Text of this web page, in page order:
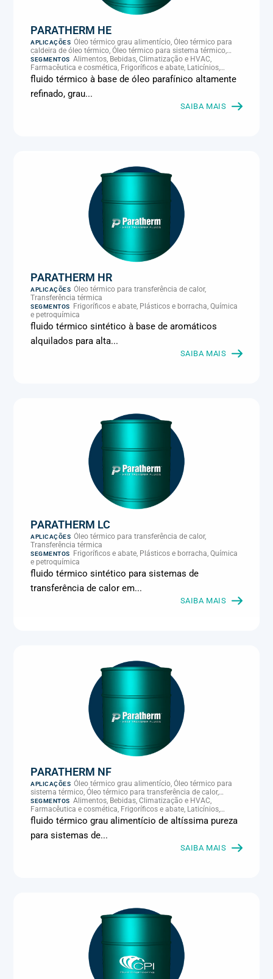
PARATHERM HE
APLICAÇÕES Óleo térmico grau alimentício, Óleo térmico para
caldeira de óleo térmico, Óleo térmico para sistema térmico,
Óleo térmico para transferência de calor, Transferência térmica
SEGMENTOS Alimentos, Bebidas, Climatização e HVAC,
Farmacêutica e cosmética, Frigoríficos e abate, Laticínios,
Panificação, Química e petroquímica, Supermercados e
refrigeração comercial
fluido térmico à base de óleo parafínico altamente
refinado, grau...
SAIBA MAIS
PARATHERM HR
APLICAÇÕES Óleo térmico para transferência de calor,
Transferência térmica
SEGMENTOS
Frigoríficos e abate, Plásticos e borracha, Química
e petroquímica
fluido térmico sintético à base de aromáticos
alquilados para alta...
SAIBA MAIS
PARATHERM LC
APLICAÇÕES Óleo térmico para transferência de calor,
Transferência térmica
SEGMENTOS
Frigoríficos e abate, Plásticos e borracha, Química
e petroquímica
fluido térmico sintético para sistemas de
transferência de calor em...
SAIBA MAIS
PARATHERM NF
APLICAÇÕES Óleo térmico grau alimentício, Óleo térmico para
sistema térmico, Óleo térmico para transferência de calor,
Transferência térmica
SEGMENTOS Alimentos, Bebidas, Climatização e HVAC,
Farmacêutica e cosmética, Frigoríficos e abate, Laticínios,
Panificação, Supermercados e refrigeração comercial
fluido térmico grau alimentício de altíssima pureza
para sistemas de...
SAIBA MAIS